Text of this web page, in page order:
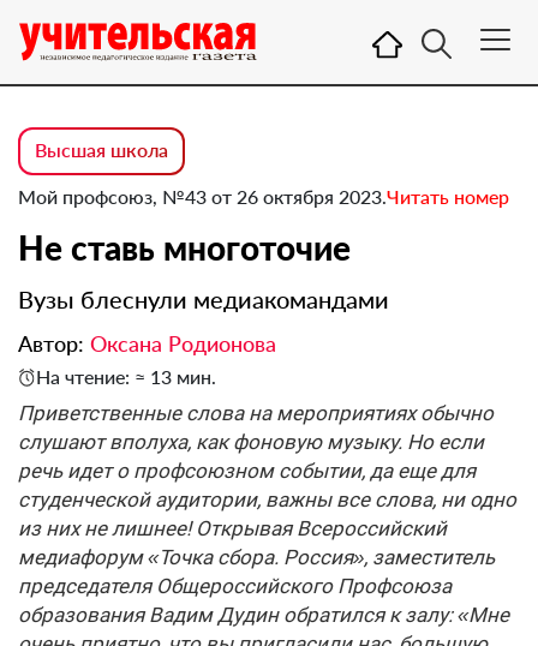
Высшая школа
Мой профсоюз, №43 от 26 октября 2023.Читать номер
Не ставь многоточие
Вузы блеснули медиакомандами
Автор: Оксана Родионова
На чтение: ≈ 13 мин.
Приветственные слова на мероприятиях обычно
слушают вполуха, как фоновую музыку. Но если
речь идет о профсоюзном событии, да еще для
студенческой аудитории, важны все слова, ни одно
из них не лишнее! Открывая Всероссийский
медиафорум «Точка сбора. Россия», заместитель
председателя Общероссийского Профсоюза
образования Вадим Дудин обратился к залу: «Мне